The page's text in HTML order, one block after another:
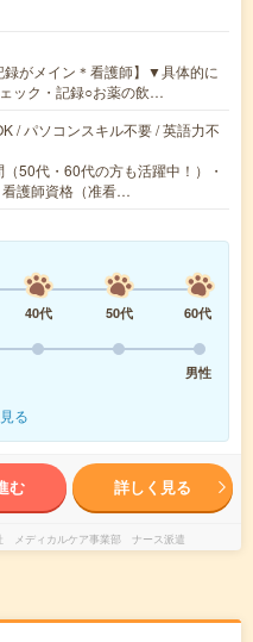
録がメイン＊看護師】▼具体的に
ック・記録○お薬の飲…
/ パソコンスキル不要 / 英語力不
50代・60代の方も活躍中！）・
護師資格（准看…
40代 50代
60代
男性
る
む 詳しく見る
メディカルケア事業部 ナース派遣